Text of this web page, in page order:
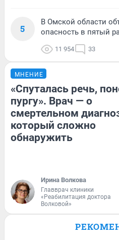
5
В Омской области
опасность в пятый
11 954 33
МНЕНИЕ
«Спуталась речь,
пургу». Врач — о
смертельном
который сложно
обнаружить
Ирина Волкова
Главврач клиники
«Реабилитация доктора
Волковой»